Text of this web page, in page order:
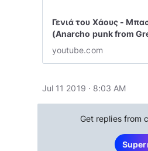
Γενιά του Χάους -
(Anarcho punk from
youtube.com
Jul 11 2019 · 8:03 AM
Get replies from